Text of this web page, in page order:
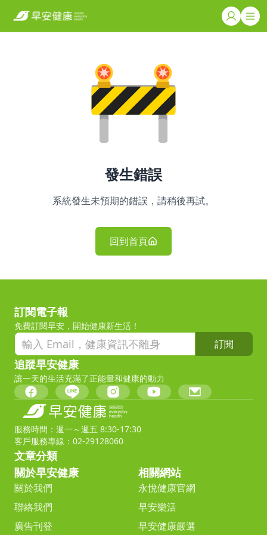
發生錯誤
系統發生未預期的錯誤，請稍後再試。
回到首頁
訂閱電子報
免費訂閱早安，開始健康新生活！
訂閱
追蹤早安健康
讓一天的生活充滿了正能量和健康的動力
服務時間：週一～週五 8:30-17:30
客戶服務專線：02-29128060
文章分類
關於早安健康
關於我們
聯絡我們
廣告刊登
相關網站
永悅健康官網
早安樂活
早安健康嚴選